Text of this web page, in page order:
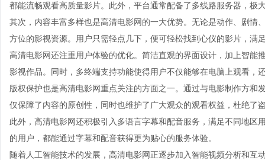
都能流畅观看高质量影片。此外，平台通常配备了多线路服务器，极
其次，内容丰富多样也是高清电影网的一大优势。无论是动作、剧情
方位的影视资源。用户只需轻点几下，便可轻松找到心仪的影片，满
高清电影网还注重用户体验的优化。简洁直观的界面设计，加上智能
影视作品。同时，多终端支持功能使得用户不仅能够在电脑上观看，
版权保护也是高清电影网重点关注的方面之一。通过与电影制作方
仅保障了内容的原创性，同时也维护了广大观众的观看权益，杜绝了
此外，高清电影网还积极引入多语言字幕和配音服务，满足不同地
的用户，都能通过字幕和配音获得更为贴心的服务体验。
随着人工智能技术的发展，高清电影网正逐步加入智能视频分析和